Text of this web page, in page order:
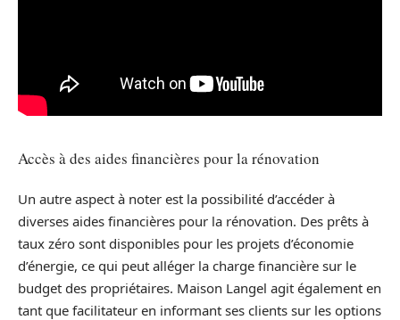
Accès à des aides financières pour la rénovation
Un autre aspect à noter est la possibilité d’accéder à
diverses aides financières pour la rénovation. Des prêts à
taux zéro sont disponibles pour les projets d’économie
d’énergie, ce qui peut alléger la charge financière sur le
budget des propriétaires. Maison Langel agit également en
tant que facilitateur en informant ses clients sur les options